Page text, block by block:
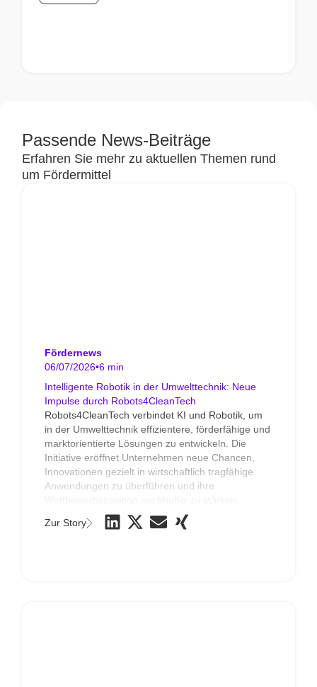
Passende News-Beiträge
Erfahren Sie mehr zu aktuellen Themen rund
um Fördermittel
Fördernews
06/07/2026•6 min
Intelligente Robotik in der Umwelttechnik: Neue
Impulse durch Robots4CleanTech
Robots4CleanTech verbindet KI und Robotik, um
in der Umwelttechnik effizientere, förderfähige und
marktorientierte Lösungen zu entwickeln. Die
Initiative eröffnet Unternehmen neue Chancen,
Innovationen gezielt in wirtschaftlich tragfähige
Anwendungen zu überführen und ihre
Zur Story